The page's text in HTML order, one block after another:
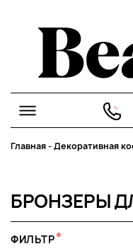
Главная-Декоративная
БРОНЗЕРЫ
ФИЛЬТР